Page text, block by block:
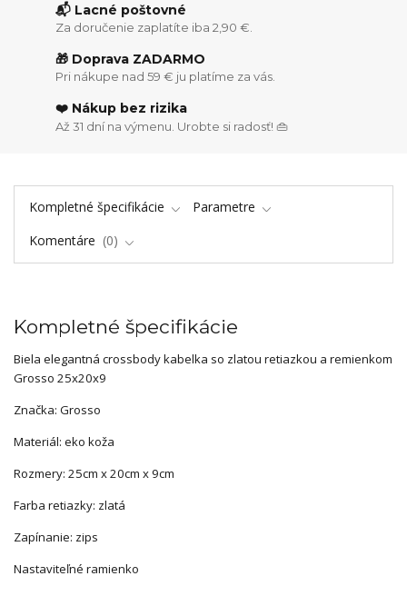
📬 Lacné poštovné
Za doručenie zaplatíte iba 2,90 €.
🎁 Doprava ZADARMO
Pri nákupe nad 59 € ju platíme za vás.
❤️ Nákup bez rizika
Až 31 dní na výmenu. Urobte si radosť! 👜
Kompletné špecifikácie
Parametre
Komentáre
0
Kompletné špecifikácie
Biela elegantná crossbody kabelka so zlatou retiazkou a remienkom
Grosso 25x20x9
Značka: Grosso
Materiál: eko koža
Rozmery: 25cm x 20cm x 9cm
Farba retiazky: zlatá
Zapínanie: zips
Nastaviteľné ramienko